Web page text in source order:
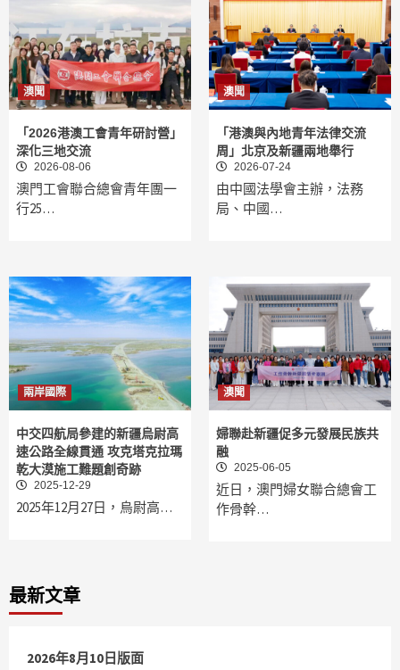
澳聞
「2026港澳工會青年研討營」
深化三地交流
2026-08-06
澳門工會聯合總會青年團一
行25…
澳聞
「港澳與內地青年法律交流
周」北京及新疆兩地舉行
2026-07-24
由中國法學會主辦，法務
局、中國…
兩岸國際
中交四航局參建的新疆烏尉高
速公路全線貫通 攻克塔克拉瑪
乾大漠施工難題創奇跡
2025-12-29
2025年12月27日，烏尉高…
澳聞
婦聯赴新疆促多元發展民族共
融
2025-06-05
近日，澳門婦女聯合總會工
作骨幹…
最新文章
2026年8月10日版面